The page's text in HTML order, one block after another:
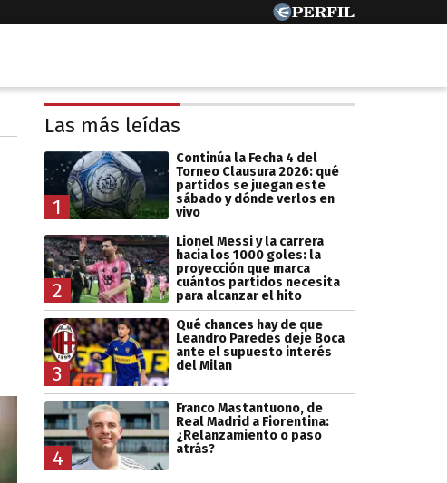
Las más leídas
1
Continúa la Fecha 4 del
Torneo Clausura 2026: qué
partidos se juegan este
sábado y dónde verlos en
vivo
2
Lionel Messi y la carrera
hacia los 1000 goles: la
proyección que marca
cuántos partidos necesita
para alcanzar el hito
3
Qué chances hay de que
Leandro Paredes deje Boca
ante el supuesto interés
del Milan
4
Franco Mastantuono, de
Real Madrid a Fiorentina:
¿Relanzamiento o paso
atrás?